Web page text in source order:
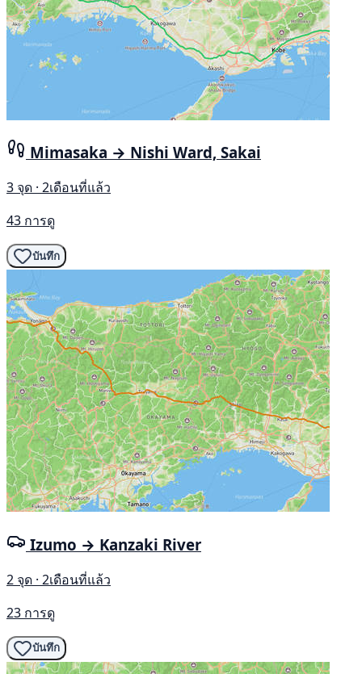
Mimasaka → Nishi Ward, Sakai
3 จุด · 2เดือนที่แล้ว
43 การดู
บันทึก
Izumo → Kanzaki River
2 จุด · 2เดือนที่แล้ว
23 การดู
บันทึก